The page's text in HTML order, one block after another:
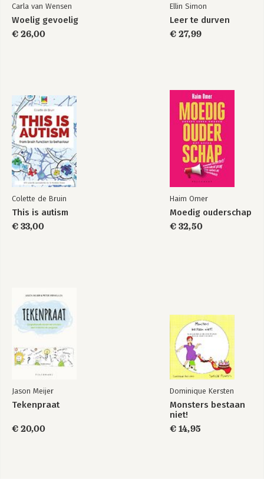
Carla van Wensen
Woelig gevoelig
€ 26,00
Ellin Simon
Leer te durven
€ 27,99
Colette de Bruin
This is autism
€ 33,00
Haim Omer
Moedig ouderschap
€ 32,50
Jason Meijer
Tekenpraat
€ 20,00
Dominique Kersten
Monsters bestaan
niet!
€ 14,95